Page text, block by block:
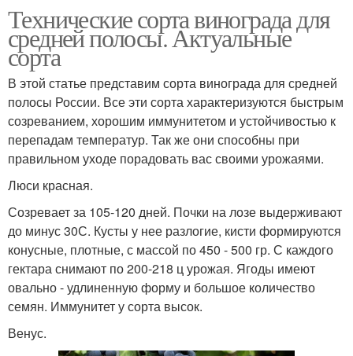
Технические сорта винограда для
средней полосы. Актуальные
сорта
В этой статье представим сорта винограда для средней
полосы России. Все эти сорта характеризуются быстрым
созреванием, хорошим иммунитетом и устойчивостью к
перепадам температур. Так же они способны при
правильном уходе порадовать вас своими урожаями.
Люси красная.
Созревает за 105-120 дней. Почки на лозе выдерживают
до минус 30С. Кусты у нее разлогие, кисти формируются
конусные, плотные, с массой по 450 - 500 гр. С каждого
гектара снимают по 200-218 ц урожая. Ягоды имеют
овально - удлиненную форму и большое количество
семян. Иммунитет у сорта высок.
Венус.